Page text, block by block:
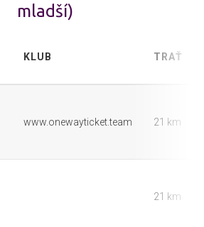
mladší)
KLUB TRAŤ
www.onewayticket.team 21 km
21 km